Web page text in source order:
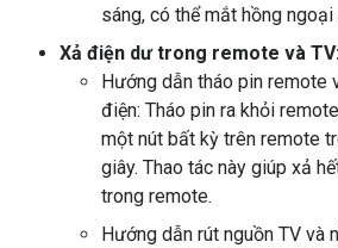
sáng, có thể mắt hồng ngoại
Xả điện dư trong remote và
Hướng dẫn tháo pin remote
điện: Tháo pin ra khỏi
một nút bất kỳ trên remote
giây. Thao tác này giúp xả
trong remote.
Hướng dẫn rút nguồn TV và